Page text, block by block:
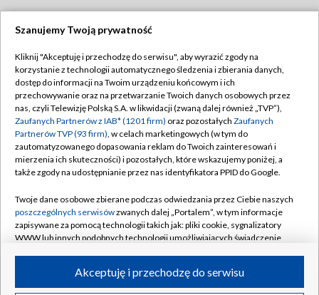
TVP
Abonament TVP
Emisja w TVP
Centrum informacji TVP
Naziemna Telewizja Cyfrowa
Rada Programowa
System NOS
Informacje o nadawcy
Program dla prasy
Regulamin TVP
Polityka prywatności
Moje zgody
Pomoc
Kontakt
Kanały
Szanujemy Twoją prywatność
Kliknij "Akceptuję i przechodzę do serwisu", aby wyrazić zgody na
korzystanie z technologii automatycznego śledzenia i zbierania danych,
dostęp do informacji na Twoim urządzeniu końcowym i ich
przechowywanie oraz na przetwarzanie Twoich danych osobowych przez
nas, czyli Telewizję Polską S.A. w likwidacji (zwaną dalej również „TVP”),
Zaufanych Partnerów z IAB* (1201 firm) oraz pozostałych Zaufanych
Partnerów TVP (93 firm), w celach marketingowych (w tym do
zautomatyzowanego dopasowania reklam do Twoich zainteresowań i
mierzenia ich skuteczności) i pozostałych, które wskazujemy poniżej, a
także zgody na udostępnianie przez nas identyfikatora PPID do Google.
Twoje dane osobowe zbierane podczas odwiedzania przez Ciebie naszych
poszczególnych serwisówzwanych dalej „Portalem”, w tym informacje
zapisywane za pomocą technologii takich jak: pliki cookie, sygnalizatory
WWW lub innych podobnych technologii umożliwiających świadczenie
ruchu w Internecie.Akceptuję i przechodzę do serwisu